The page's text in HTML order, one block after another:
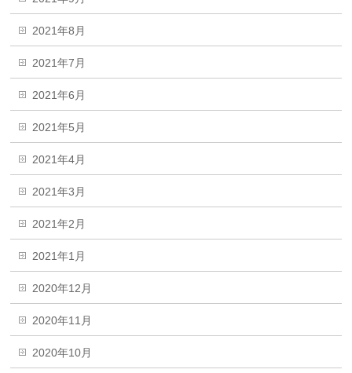
2021年8月
2021年7月
2021年6月
2021年5月
2021年4月
2021年3月
2021年2月
2021年1月
2020年12月
2020年11月
2020年10月